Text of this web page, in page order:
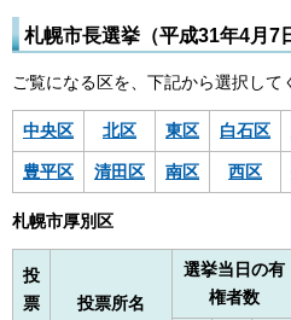
札幌市長選挙（平成31年4月7
ご覧になる区を、下記から選択して
中央区 北区 東区 白石区
豊平区 清田区 南区 西区
札幌市厚別区
投
票
投票所名
選挙当日の有
権者数